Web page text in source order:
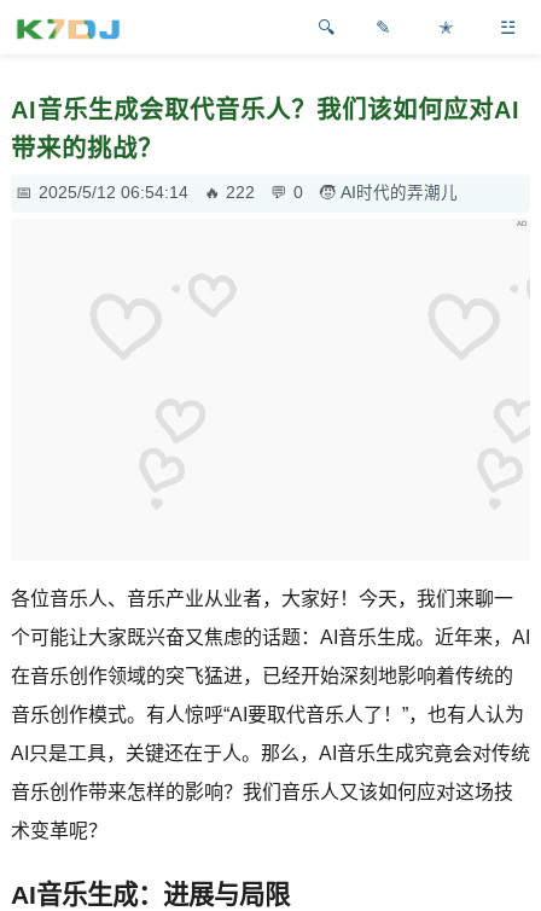
✎ ✭ ☳
AI音乐生成会取代音乐人？我们该如何应对AI
带来的挑战？
2025/5/12 06:54:14 222 0 AI时代的弄潮儿
各位音乐人、音乐产业从业者，大家好！今天，我们来聊一
个可能让大家既兴奋又焦虑的话题：AI音乐生成。近年来，AI
在音乐创作领域的突飞猛进，已经开始深刻地影响着传统的
音乐创作模式。有人惊呼“AI要取代音乐人了！”，也有人认为
AI只是工具，关键还在于人。那么，AI音乐生成究竟会对传统
音乐创作带来怎样的影响？我们音乐人又该如何应对这场技
术变革呢？
AI音乐生成：进展与局限